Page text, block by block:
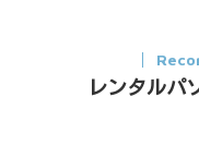
レンタルパ